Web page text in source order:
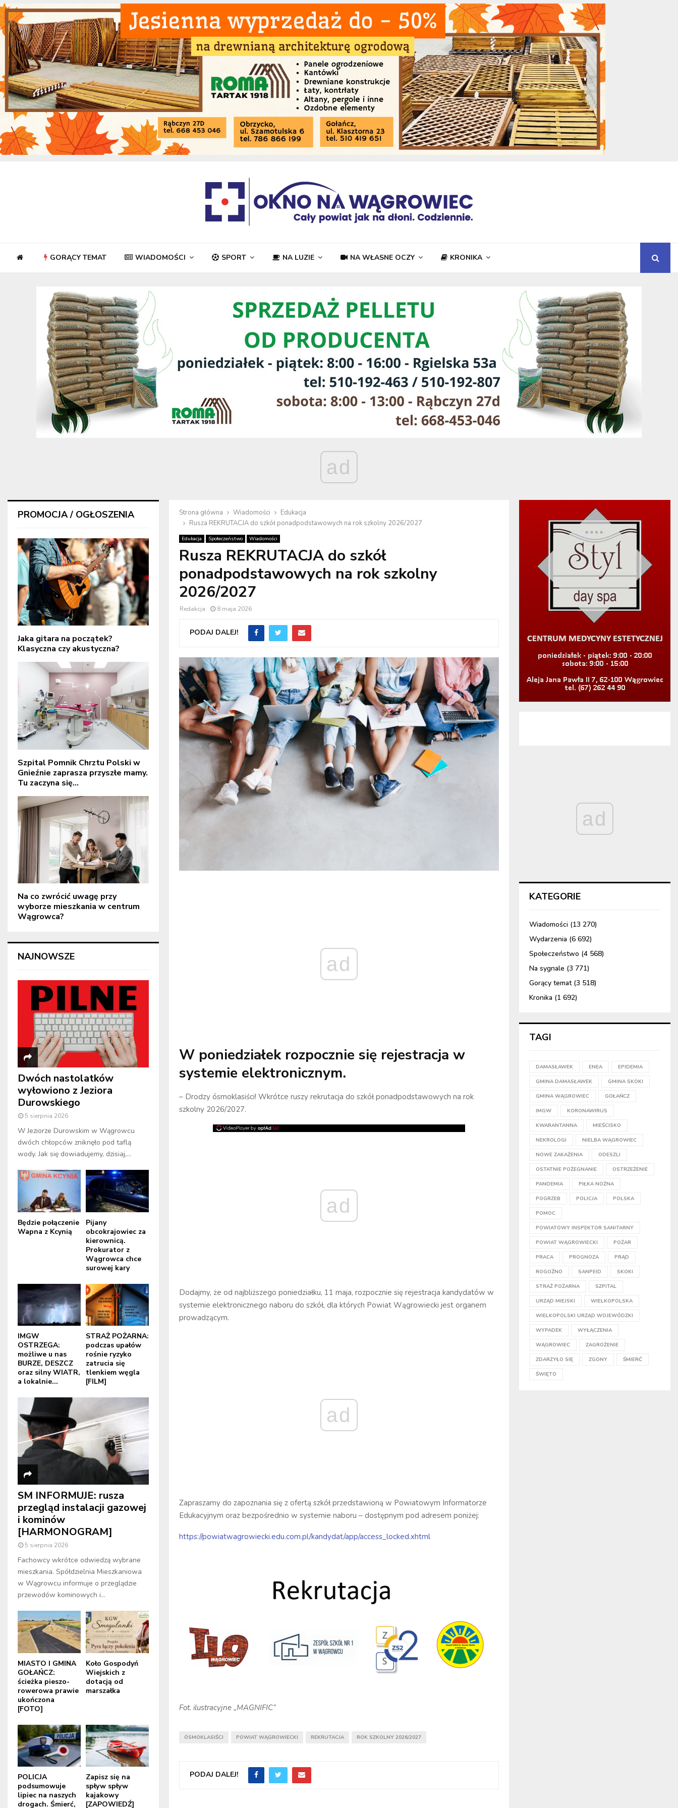
GORĄCY TEMAT WIADOMOŚCI SPORT NA LUZIE NA WŁASNE OCZY KRONIKA
ad
Strona główna Wiadomości
Edukacja
Rusza REKRUTACJA do szkół ponadpodstawowych na rok szkolny 2026/2027
Edukacja Społeczeństwo Wiadomości
Rusza REKRUTACJA do szkół
ponadpodstawowych na rok szkolny
2026/2027
Redakcja 8 maja 2026
PODAJ DALEJ!
ad
W poniedziałek rozpocznie się rejestracja w
systemie elektronicznym.
– Drodzy ósmoklasiści! Wkrótce ruszy rekrutacja do szkół ponadpodstawowych na rok
szkolny 2026/2027.
ad
Dodajmy, że od najbliższego poniedziałku, 11 maja, rozpocznie się rejestracja kandydatów w
systemie elektronicznego naboru do szkół, dla których Powiat Wągrowiecki jest organem
prowadzącym.
ad
Zapraszamy do zapoznania się z ofertą szkół przedstawioną w Powiatowym Informatorze
Edukacyjnym oraz bezpośrednio w systemie naboru – dostępnym pod adresem poniżej:
https://powiatwagrowiecki.edu.com.pl/kandydat/app/access_locked.xhtml
Fot. ilustracyjne „MAGNIFIC”
ÓSMOKLASIŚCI POWIAT WĄGROWIECKI REKRUTACJA ROK SZKOLNY 2026/2027
PODAJ DALEJ!
PROMOCJA / OGŁOSZENIA
Jaka gitara na początek?
Klasyczna czy akustyczna?
Szpital Pomnik Chrztu Polski w
Gnieźnie zaprasza przyszłe mamy.
Tu zaczyna się...
Na co zwrócić uwagę przy
wyborze mieszkania w centrum
Wągrowca?
NAJNOWSZE
Dwóch nastolatków
wyłowiono z Jeziora
Durowskiego
5 sierpnia 2026
W Jeziorze Durowskim w Wągrowcu
dwóch chłopców zniknęło pod taflą
wody. Jak się dowiadujemy, dzisiaj,...
Będzie połączenie
Wapna z Kcynią
Pijany
obcokrajowiec za
kierownicą.
Prokurator z
Wągrowca chce
surowej kary
IMGW
OSTRZEGA:
możliwe u nas
BURZE, DESZCZ
oraz silny WIATR,
a lokalnie...
STRAŻ POŻARNA:
podczas upałów
rośnie ryzyko
zatrucia się
tlenkiem węgla
[FILM]
SM INFORMUJE: rusza
przegląd instalacji gazowej
i kominów
[HARMONOGRAM]
5 sierpnia 2026
Fachowcy wkrótce odwiedzą wybrane
mieszkania. Spółdzielnia Mieszkaniowa
w Wągrowcu informuje o przeglądzie
przewodów kominowych i...
MIASTO I GMINA
GOŁAŃCZ:
ścieżka pieszo-
rowerowa prawie
ukończona
[FOTO]
Koło Gospodyń
Wiejskich z
dotacją od
marszałka
POLICJA
podsumowuje
lipiec na naszych
drogach. Śmierć,
Zapisz się na
spływ spływ
kajakowy
[ZAPOWIEDŹ]
ad
KATEGORIE
Wiadomości (13 270)
Wydarzenia (6 692)
Społeczeństwo (4 568)
Na sygnale (3 771)
Gorący temat(3 518)
Kronika (1 692)
TAGI
DAMASŁAWEK ENEA EPIDEMIA
GMINA DAMASŁAWEK GMINA SKOKI
GMINA WĄGROWIEC GOŁAŃCZ
IMGW KORONAWIRUS
KWARANTANNA MIEŚCISKO
NEKROLOGI NIELBA WĄGROWIEC
NOWE ZAKAŻENIA ODESZLI
OSTATNIE POŻEGNANIE OSTRZEŻENIE
PANDEMIA PIŁKA NOŻNA
POGRZEB POLICJA POLSKA
POMOC
POWIATOWY INSPEKTOR SANITARNY
POWIAT WĄGROWIECKI POŻAR
PRACA PROGNOZA PRĄD
ROGOŹNO SANPEID SKOKI
STRAŻ POŻARNA SZPITAL
URZĄD MIEJSKI WIELKOPOLSKA
WIELKOPOLSKI URZĄD WOJEWÓDZKI
WYPADEK WYŁĄCZENIA
WĄGROWIEC ZAGROŻENIE
ZDARZYŁO SIĘ ZGONY ŚMIERĆ
ŚWIĘTO